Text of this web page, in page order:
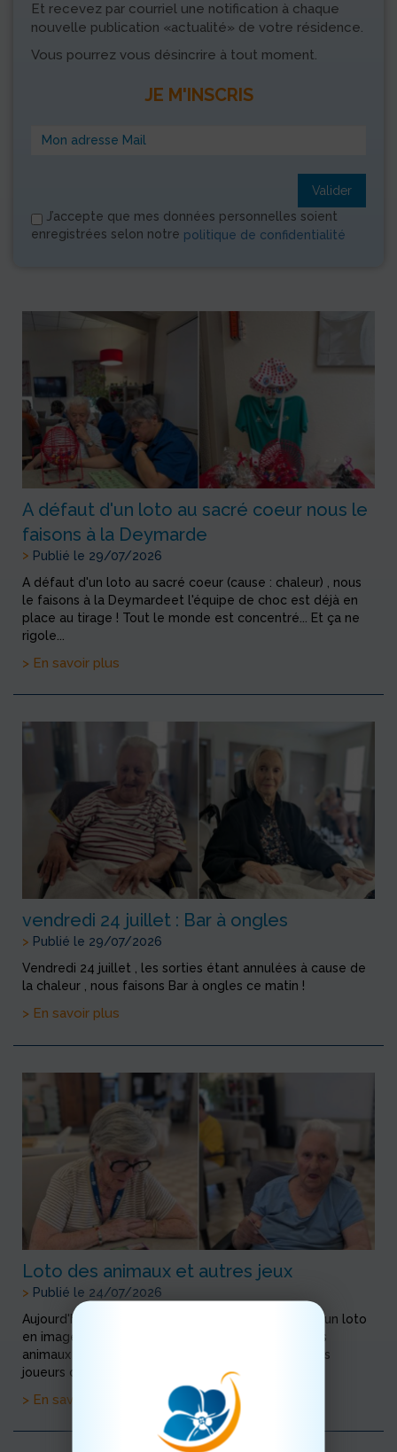
Et recevez par courriel une notification à chaque
nouvelle publication «actualité» de votre résidence.
Vous pourrez vous désincrire à tout moment.
JE M'INSCRIS
Valider
J’accepte que mes données personnelles soient
enregistrées selon notre politique de confidentialité
A défaut d'un loto au sacré coeur nous le
faisons à la Deymarde
> Publié le 29/07/2026
A défaut d'un loto au sacré coeur (cause : chaleur) , nous
le faisons à la Deymardeet l'équipe de choc est déjà en
place au tirage ! Tout le monde est concentré... Et ça ne
rigole...
> En savoir plus
vendredi 24 juillet : Bar à ongles
> Publié le 29/07/2026
Vendredi 24 juillet , les sorties étant annulées à cause de
la chaleur , nous faisons Bar à ongles ce matin !
> En savoir plus
Loto des animaux et autres jeux
> Publié le 24/07/2026
Aujourd'hui, jour des jeux de société , nous faisons un loto
en images Et pendant que nous jouons au loto des
animaux , d'autres jouent à la belote et au rami Nos
joueurs de pétanque et leur public
> En savoir plus